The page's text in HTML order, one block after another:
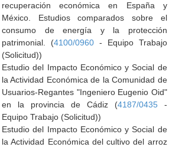
recuperación económica en España y
México. Estudios comparados sobre el
consumo de energía y la protección
patrimonial. (4100/0960- Equipo Trabajo
(Solicitud))
Estudio del Impacto Económico y Social de
la Actividad Económica de la Comunidad de
Usuarios-Regantes "Ingeniero Eugenio Oid"
en la provincia de Cádiz (4187/0435-
Equipo Trabajo (Solicitud))
Estudio del Impacto Económico y Social de
la Actividad Económica del cultivo del arroz